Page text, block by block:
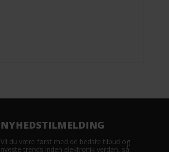
NYHEDSTILMELDING
Vil du være først med de bedste tilbud og
nyeste trends inden elektronik verden, så